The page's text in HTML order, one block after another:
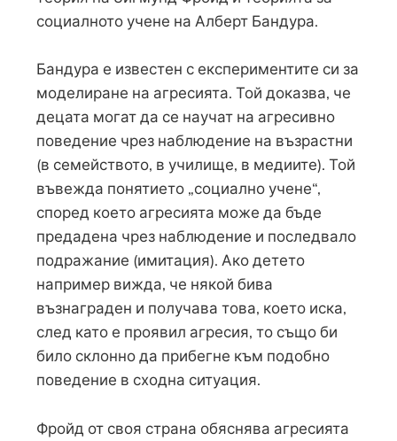
социалното учене на Алберт Бандура.
Бандура е известен с експериментите си за
моделиране на агресията. Той доказва, че
децата могат да се научат на агресивно
поведение чрез наблюдение на възрастни
(в семейството, в училище, в медиите). Той
въвежда понятието „социално учене“,
според което агресията може да бъде
предадена чрез наблюдение и последвало
подражание (имитация). Ако детето
например вижда, че някой бива
възнаграден и получава това, което иска,
след като е проявил агресия, то също би
било склонно да прибегне към подобно
поведение в сходна ситуация.
Фройд от своя страна обяснява агресията